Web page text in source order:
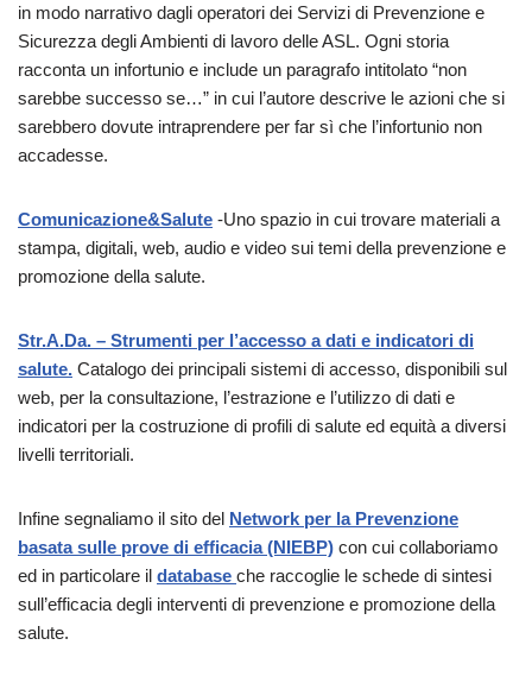
in modo narrativo dagli operatori dei Servizi di Prevenzione e
Sicurezza degli Ambienti di lavoro delle ASL. Ogni storia
racconta un infortunio e include un paragrafo intitolato “non
sarebbe successo se…” in cui l’autore descrive le azioni che si
sarebbero dovute intraprendere per far sì che l’infortunio non
accadesse.
Comunicazione&Salute -Uno spazio in cui trovare materiali a
stampa, digitali, web, audio e video sui temi della prevenzione e
promozione della salute.
Str.A.Da. – Strumenti per l’accesso a dati e indicatori di
salute. Catalogo dei principali sistemi di accesso, disponibili sul
web, per la consultazione, l’estrazione e l’utilizzo di dati e
indicatori per la costruzione di profili di salute ed equità a diversi
livelli territoriali.
Infine segnaliamo il sito del Network per la Prevenzione
basata sulle prove di efficacia (NIEBP) con cui collaboriamo
ed in particolare il database che raccoglie le schede di sintesi
sull’efficacia degli interventi di prevenzione e promozione della
salute.